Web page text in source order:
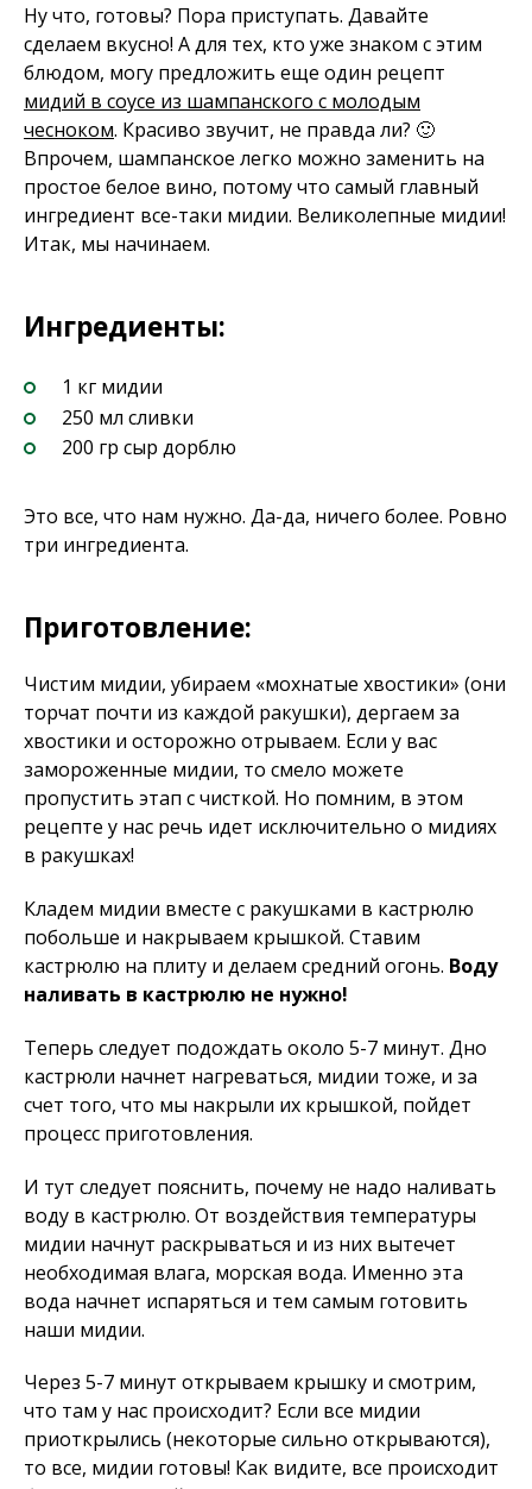
Ну что, готовы? Пора приступать. Давайте
сделаем вкусно! А для тех, кто уже знаком с этим
блюдом, могу предложить еще один рецепт
мидий в соусе из шампанского с молодым
чесноком. Красиво звучит, не правда ли? 🙂
Впрочем, шампанское легко можно заменить на
простое белое вино, потому что самый главный
ингредиент все-таки мидии. Великолепные мидии!
Итак, мы начинаем.
Ингредиенты:
1 кг мидии
250 мл сливки
200 гр сыр дорблю
Это все, что нам нужно. Да-да, ничего более. Ровно
три ингредиента.
Приготовление:
Чистим мидии, убираем «мохнатые хвостики» (они
торчат почти из каждой ракушки), дергаем за
хвостики и осторожно отрываем. Если у вас
замороженные мидии, то смело можете
пропустить этап с чисткой. Но помним, в этом
рецепте у нас речь идет исключительно о мидиях
в ракушках!
Кладем мидии вместе с ракушками в кастрюлю
побольше и накрываем крышкой. Ставим
кастрюлю на плиту и делаем средний огонь. Воду
наливать в кастрюлю не нужно!
Теперь следует подождать около 5-7 минут. Дно
кастрюли начнет нагреваться, мидии тоже, и за
счет того, что мы накрыли их крышкой, пойдет
процесс приготовления.
И тут следует пояснить, почему не надо наливать
воду в кастрюлю. От воздействия температуры
мидии начнут раскрываться и из них вытечет
необходимая влага, морская вода. Именно эта
вода начнет испаряться и тем самым готовить
наши мидии.
Через 5-7 минут открываем крышку и смотрим,
что там у нас происходит? Если все мидии
приоткрылись (некоторые сильно открываются),
то все, мидии готовы! Как видите, все происходит